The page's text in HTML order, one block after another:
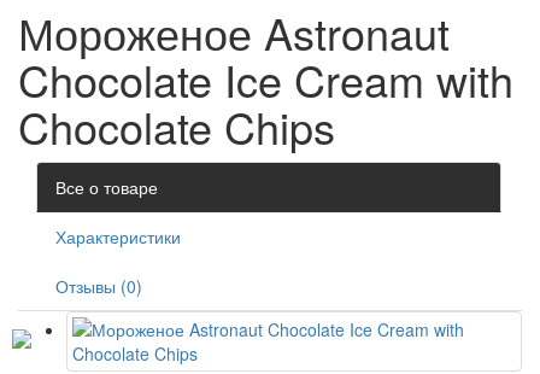
Мороженое Astronaut
Chocolate Ice Cream with
Chocolate Chips
Все о товаре
Характеристики
Отзывы (0)